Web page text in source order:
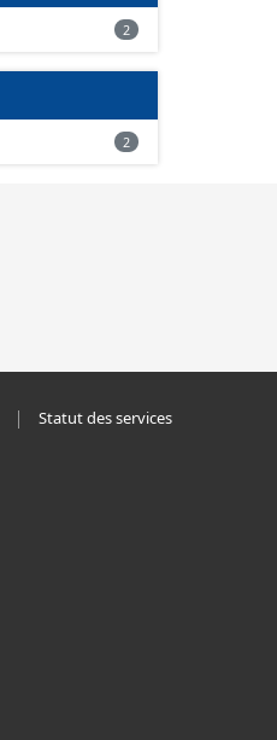
2
2
Statut des services